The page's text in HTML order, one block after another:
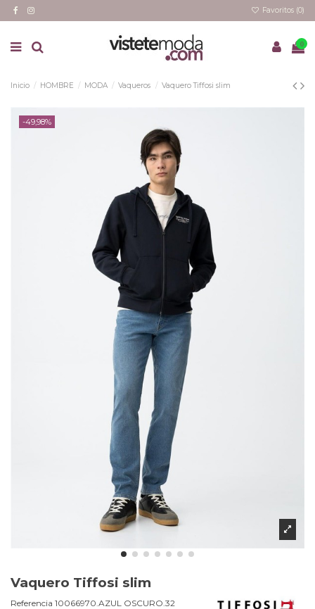
Favoritos (0)
0
Inicio HOMBRE MODA Vaqueros Vaquero Tiffosi slim
-49,98%
Vaquero Tiffosi slim
Referencia 10066970.AZUL OSCURO.32